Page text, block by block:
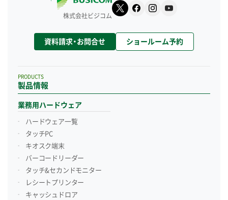
株式会社ビジコム
資料請求・お問合せ ショールーム予約
製品情報
PRODUCTS
業務用ハードウェア
ハードウェア一覧
タッチPC
キオスク端末
バーコードリーダー
タッチ&セカンドモニター
レシートプリンター
キャッシュドロア